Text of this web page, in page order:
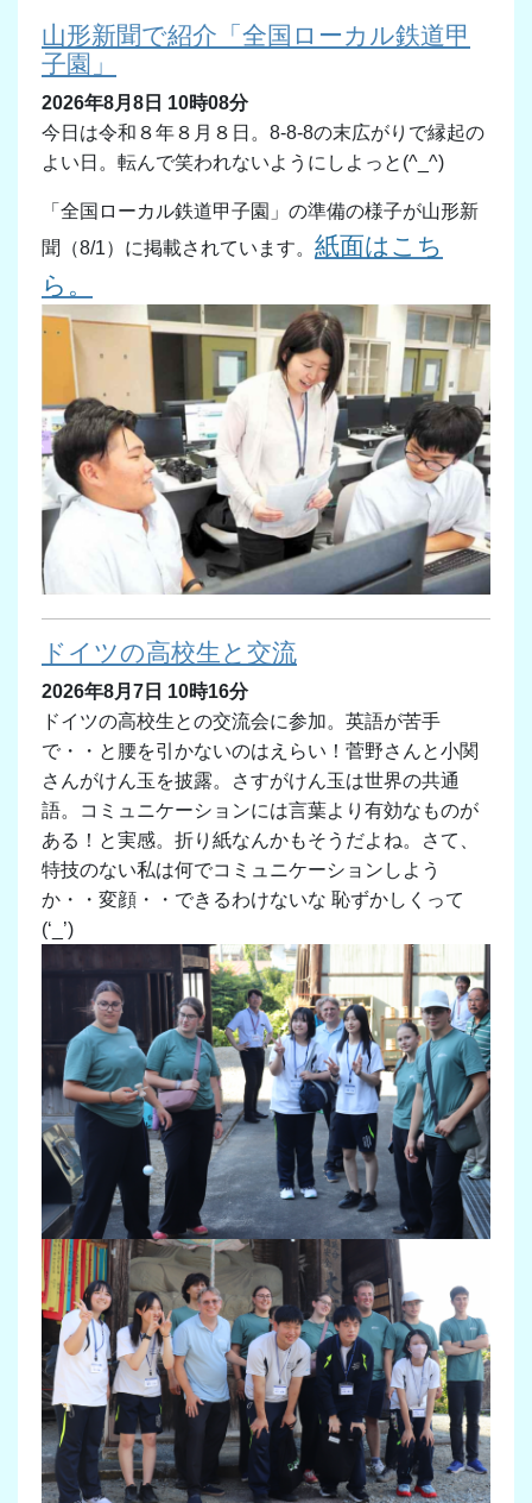
山形新聞で紹介「全国ローカル鉄道甲
子園」
2026年8月8日 10時08分
今日は令和８年８月８日。8-8-8の末広がりで縁起の
よい日。転んで笑われないようにしよっと(^_^)
「全国ローカル鉄道甲子園」の準備の様子が山形新
聞（8/1）に掲載されています。 紙面はこち
ら。
ドイツの高校生と交流
2026年8月7日 10時16分
ドイツの高校生との交流会に参加。英語が苦手
で・・と腰を引かないのはえらい！菅野さんと小関
さんがけん玉を披露。さすがけん玉は世界の共通
語。コミュニケーションには言葉より有効なものが
ある！と実感。折り紙なんかもそうだよね。さて、
特技のない私は何でコミュニケーションしよう
か・・変顔・・できるわけないな 恥ずかしくって
(‘_’)